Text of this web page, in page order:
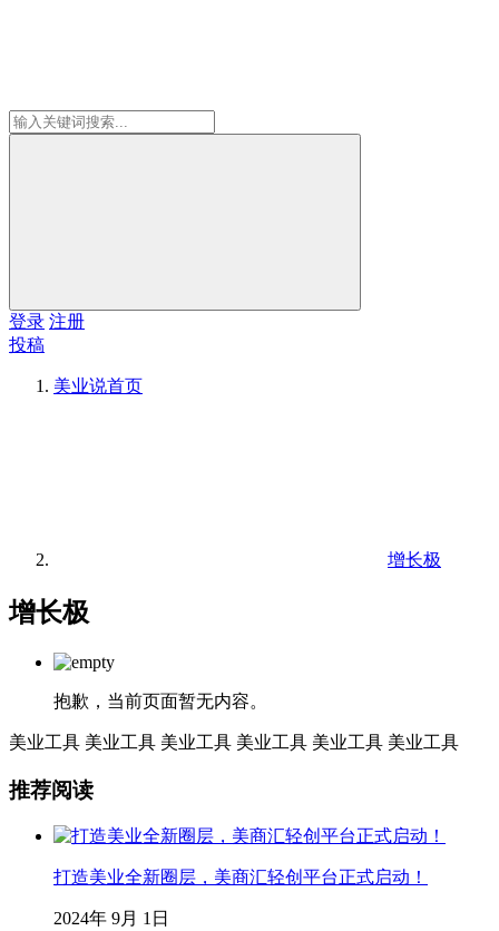
登录 注册
投稿
美业说首页
增长极
增长极
抱歉，当前页面暂无内容。
美业工具 美业工具 美业工具 美业工具 美业工具 美业工具
推荐阅读
打造美业全新圈层，美商汇轻创平台正式启动！
2024年 9月 1日